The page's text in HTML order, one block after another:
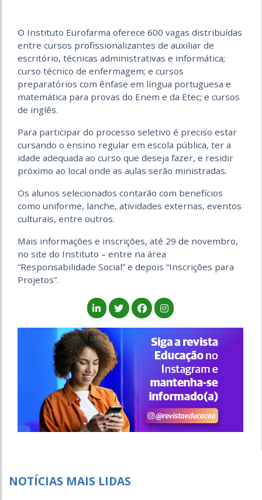
O Instituto Eurofarma oferece 600 vagas distribuídas
entre cursos profissionalizantes de auxiliar de
escritório, técnicas administrativas e informática;
curso técnico de enfermagem; e cursos
preparatórios com ênfase em língua portuguesa e
matemática para provas do Enem e da Etec; e cursos
de inglês.
Para participar do processo seletivo é preciso estar
cursando o ensino regular em escola pública, ter a
idade adequada ao curso que deseja fazer, e residir
próximo ao local onde as aulas serão ministradas.
Os alunos selecionados contarão com benefícios
como uniforme, lanche, atividades externas, eventos
culturais, entre outros.
Mais informações e inscrições, até 29 de novembro,
no site do Instituto – entre na área
“Responsabilidade Social” e depois “Inscrições para
Projetos”.
NOTÍCIAS MAIS LIDAS